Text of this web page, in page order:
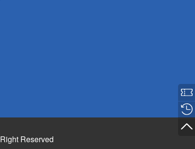
Reserved